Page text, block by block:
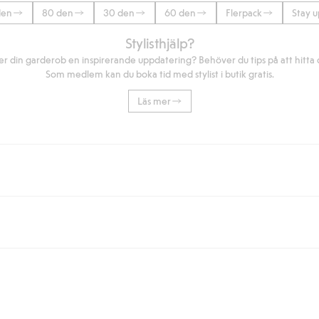
80 den 30 den 60 den Flerpack Stay
Stylisthjälp?
din garderob en inspirerande uppdatering? Behöver du tips på att hitta
Som medlem kan du boka tid med stylist i butik gratis.
Läs mer
du handlar för över 500kr med leverans till ombud eller paketbox